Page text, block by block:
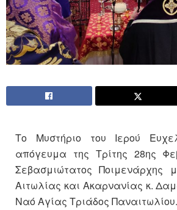
Το Μυστήριο του Ιερού
απόγευμα της Τρίτης 28ης
Σεβασμιώτατος Ποιμενάρχης
Αιτωλίας και Ακαρνανίας κ.
Ναό Αγίας Τριάδος Παναιτωλίου.